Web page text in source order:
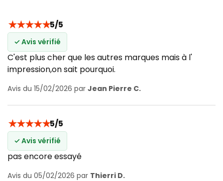
★★★★★5/5
✓ Avis vérifié
C'est plus cher que les autres marques mais à l'
impression,on sait pourquoi.
Avis du 15/02/2026 par Jean Pierre C.
★★★★★5/5
✓ Avis vérifié
pas encore essayé
Avis du 05/02/2026 par Thierri D.